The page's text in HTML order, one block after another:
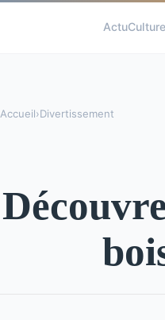
ActuCulture
Accueil›Divertissement